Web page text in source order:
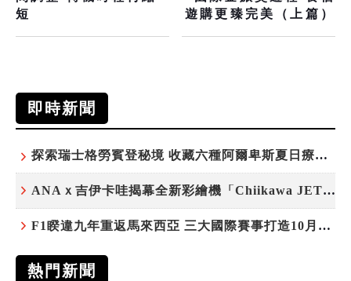
短
遊購更臻完美（上篇）
即時新聞
探索瑞士格勞賓登秘境 收藏六種阿爾卑斯夏日療癒之旅
ANAｘ吉伊卡哇揭幕全新彩繪機「Chiikawa JET」
F1睽違九年重返馬來西亞 三大國際賽事打造10月運動旅遊熱潮 賽車、自行車、路跑同週登場
熱門新聞